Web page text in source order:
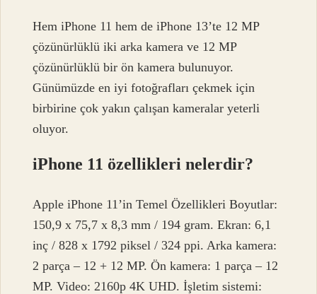
Hem iPhone 11 hem de iPhone 13’te 12 MP
çözünürlüklü iki arka kamera ve 12 MP
çözünürlüklü bir ön kamera bulunuyor.
Günümüzde en iyi fotoğrafları çekmek için
birbirine çok yakın çalışan kameralar yeterli
oluyor.
iPhone 11 özellikleri nelerdir?
Apple iPhone 11’in Temel Özellikleri Boyutlar:
150,9 x 75,7 x 8,3 mm / 194 gram. Ekran: 6,1
inç / 828 x 1792 piksel / 324 ppi. Arka kamera:
2 parça – 12 + 12 MP. Ön kamera: 1 parça – 12
MP. Video: 2160p 4K UHD. İşletim sistemi: